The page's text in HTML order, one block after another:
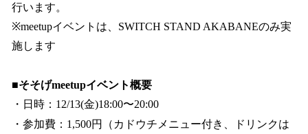
行います。
※meetupイベントは、SWITCH STAND AKABANEのみ実
施します
■そそげmeetupイベント概要
・日時：12/13(金)18:00〜20:00
・参加費：1,500円（カドウチメニュー付き、ドリンクは